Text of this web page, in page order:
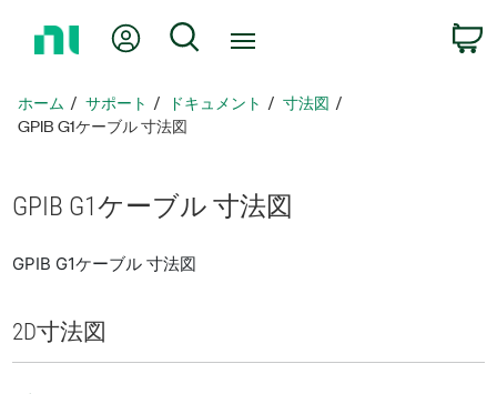
ペ
ー
戻
Myアカウント
検索
ホーム サポート ドキュメント
寸法図
GPIB G1ケーブル 寸法図
GPIB G1ケーブル 寸法図
GPIB G1ケーブル 寸法図
2D寸法図